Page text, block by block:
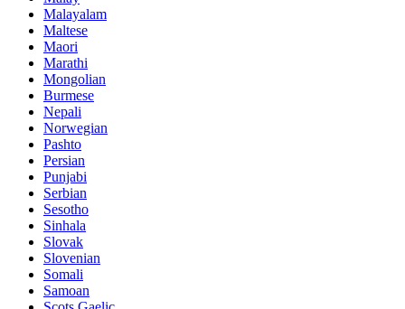
Malayalam
Maltese
Maori
Marathi
Mongolian
Burmese
Nepali
Norwegian
Pashto
Persian
Punjabi
Serbian
Sesotho
Sinhala
Slovak
Slovenian
Somali
Samoan